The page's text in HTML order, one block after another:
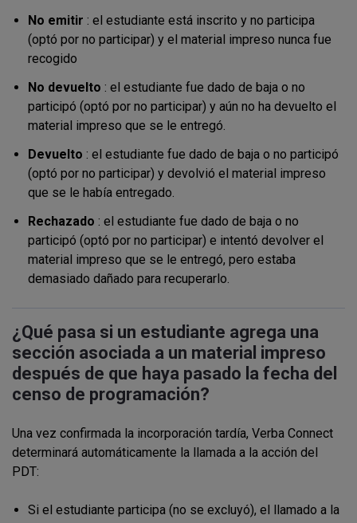
No emitir : el estudiante está inscrito y no participa
(optó por no participar) y el material impreso nunca fue
recogido
No devuelto : el estudiante fue dado de baja o no
participó (optó por no participar) y aún no ha devuelto el
material impreso que se le entregó.
Devuelto : el estudiante fue dado de baja o no participó
(optó por no participar) y devolvió el material impreso
que se le había entregado.
Rechazado : el estudiante fue dado de baja o no
participó (optó por no participar) e intentó devolver el
material impreso que se le entregó, pero estaba
demasiado dañado para recuperarlo.
¿Qué pasa si un estudiante agrega una
sección asociada a un material impreso
después de que haya pasado la fecha del
censo de programación?
Una vez confirmada la incorporación tardía, Verba Connect
determinará automáticamente la llamada a la acción del
PDT:
Si el estudiante participa (no se excluyó), el llamado a la